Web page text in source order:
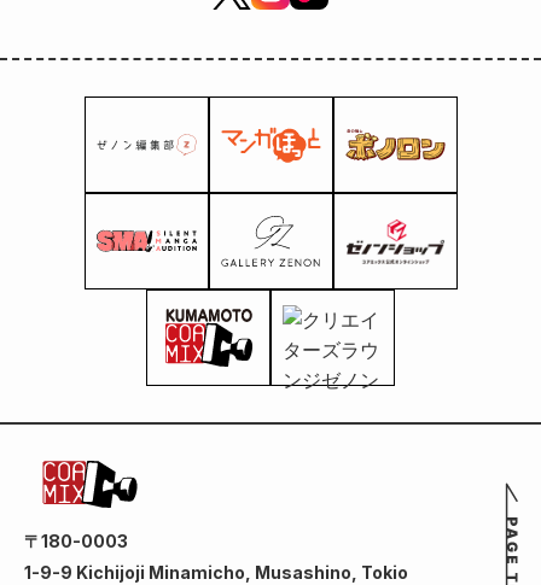
〒180-0003
1-9-9 Kichijoji Minamicho, Musashino, Tokio